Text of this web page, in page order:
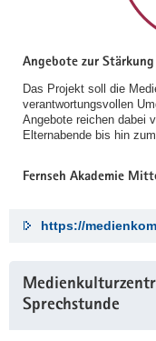
Angebote zur
Das Projekt soll die
verantwortungsvollen
Angebote reichen dabei
Elternabende bis hin
Fernseh Akademie
https://
Sprechstunde